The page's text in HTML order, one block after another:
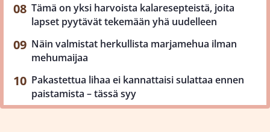
Tämä on yksi harvoista kalaresepteistä, joita
lapset pyytävät tekemään yhä uudelleen
Näin valmistat herkullista marjamehua ilman
mehumaijaa
Pakastettua lihaa ei kannattaisi sulattaa ennen
paistamista – tässä syy